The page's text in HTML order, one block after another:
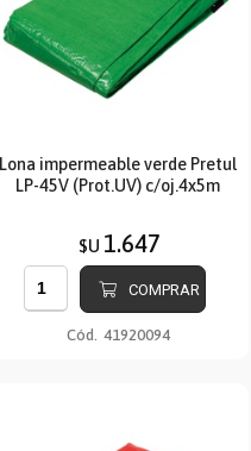
Lona impermeable verde Pretul
LP-45V (Prot.UV) c/oj.4x5m
$U 1.647
COMPRAR
Cód. 41920094